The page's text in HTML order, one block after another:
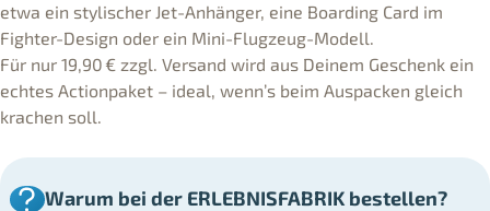
etwa ein stylischer Jet-Anhänger, eine Boarding Card im
Fighter-Design oder ein Mini-Flugzeug-Modell.
Für nur 19,90 € zzgl. Versand wird aus Deinem Geschenk ein
echtes Actionpaket – ideal, wenn’s beim Auspacken gleich
krachen soll.
Warum bei der ERLEBNISFABRIK bestellen?